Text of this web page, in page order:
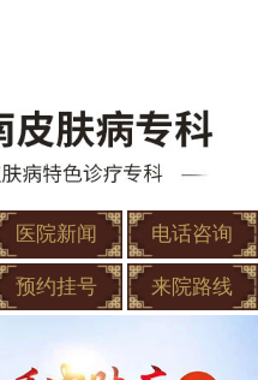
医院新闻 电话咨询
预约挂号 来院路线